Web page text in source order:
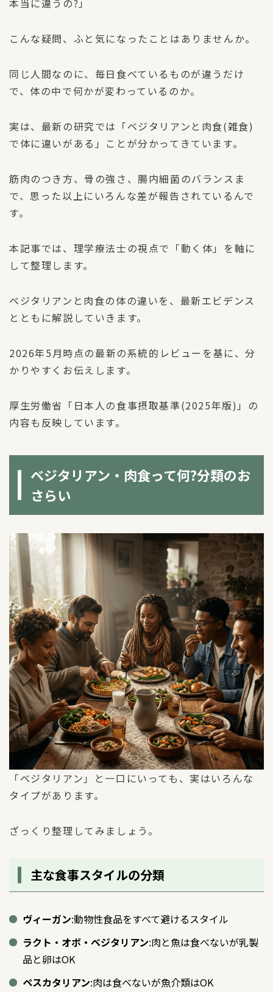
こんな疑問、ふと気になったことはありませんか。
同じ人間なのに、毎日食べているものが違うだけ
で、体の中で何かが変わっているのか。
実は、最新の研究では「ベジタリアンと肉食(雑食)
で体に違いがある」ことが分かってきています。
筋肉のつき方、骨の強さ、腸内細菌のバランスま
で、思った以上にいろんな差が報告されているんで
す。
本記事では、理学療法士の視点で「動く体」を軸に
して整理します。
ベジタリアンと肉食の体の違いを、最新エビデンス
とともに解説していきます。
2026年5月時点の最新の系統的レビューを基に、分
かりやすくお伝えします。
厚生労働省「日本人の食事摂取基準(2025年版)」の
内容も反映しています。
ベジタリアン・肉食って何?分類のお
さらい
「ベジタリアン」と一口にいっても、実はいろんな
タイプがあります。
ざっくり整理してみましょう。
主な食事スタイルの分類
ヴィーガン:動物性食品をすべて避けるスタイル
ラクト・オボ・ベジタリアン:肉と魚は食べないが乳製
品と卵はOK
ペスカタリアン:肉は食べないが魚介類はOK